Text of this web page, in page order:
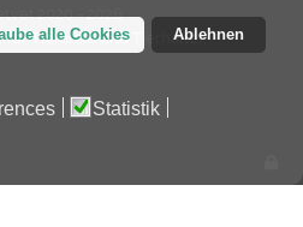
alle Cookies Ablehnen
Statistik
2020 - 2026
Tierärzte und Tierhalter